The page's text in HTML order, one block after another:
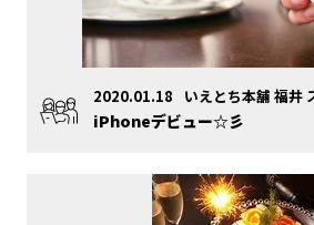
2020.01.18 いえとち本舗 福井
iPhoneデビュー☆彡